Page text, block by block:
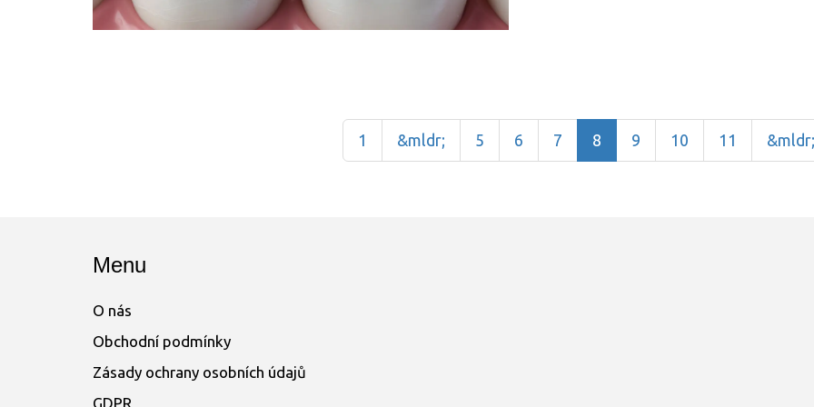
1 &mldr; 5 6 7 8 9 10 11 &mldr;
Menu
O nás
Obchodní podmínky
Zásady ochrany osobních údajů
GDPR